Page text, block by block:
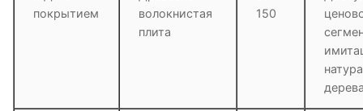
покрытием
волокнистая
плита
150